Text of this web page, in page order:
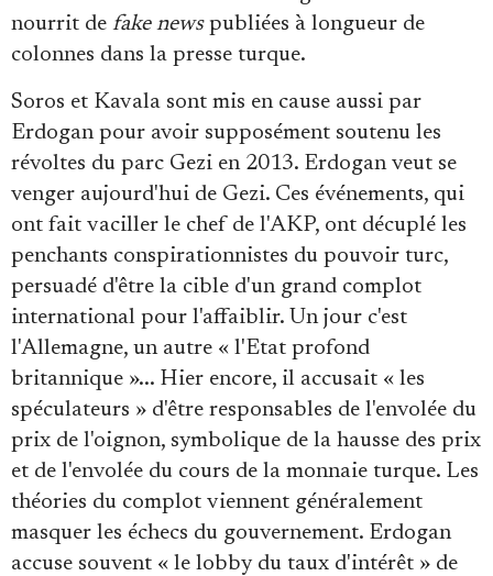
nourrit de fake newspubliées à longueur de
colonnes dans la presse turque.
Soros et Kavala sont mis en cause aussi par
Erdogan pour avoir supposément soutenu les
révoltes du parc Gezi en 2013. Erdogan veut se
venger aujourd'hui de Gezi. Ces événements, qui
ont fait vaciller le chef de l'AKP, ont décuplé les
penchants conspirationnistes du pouvoir turc,
persuadé d'être la cible d'un grand complot
international pour l'affaiblir. Un jour c'est
l'Allemagne, un autre « l'Etat profond
britannique »... Hier encore, il accusait « les
spéculateurs » d'être responsables de l'envolée du
prix de l'oignon, symbolique de la hausse des prix
et de l'envolée du cours de la monnaie turque. Les
théories du complot viennent généralement
masquer les échecs du gouvernement. Erdogan
accuse souvent « le lobby du taux d'intérêt » de